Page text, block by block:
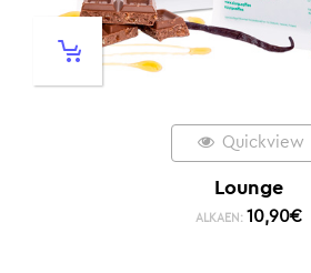
Quickview
Lounge
ALKAEN: 10,90€